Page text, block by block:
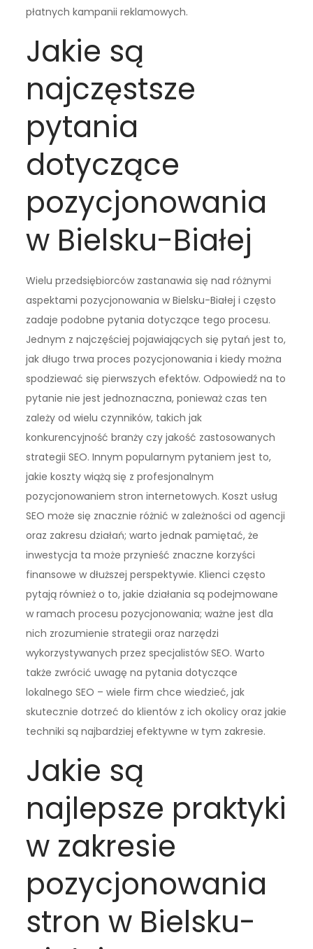
płatnych kampanii reklamowych.
Jakie są
najczęstsze
pytania
dotyczące
pozycjonowania
w Bielsku-Białej
Wielu przedsiębiorców zastanawia się nad różnymi
aspektami pozycjonowania w Bielsku-Białej i często
zadaje podobne pytania dotyczące tego procesu.
Jednym z najczęściej pojawiających się pytań jest to,
jak długo trwa proces pozycjonowania i kiedy można
spodziewać się pierwszych efektów. Odpowiedź na to
pytanie nie jest jednoznaczna, ponieważ czas ten
zależy od wielu czynników, takich jak
konkurencyjność branży czy jakość zastosowanych
strategii SEO. Innym popularnym pytaniem jest to,
jakie koszty wiążą się z profesjonalnym
pozycjonowaniem stron internetowych. Koszt usług
SEO może się znacznie różnić w zależności od agencji
oraz zakresu działań; warto jednak pamiętać, że
inwestycja ta może przynieść znaczne korzyści
finansowe w dłuższej perspektywie. Klienci często
pytają również o to, jakie działania są podejmowane
w ramach procesu pozycjonowania; ważne jest dla
nich zrozumienie strategii oraz narzędzi
wykorzystywanych przez specjalistów SEO. Warto
także zwrócić uwagę na pytania dotyczące
lokalnego SEO – wiele firm chce wiedzieć, jak
skutecznie dotrzeć do klientów z ich okolicy oraz jakie
techniki są najbardziej efektywne w tym zakresie.
Jakie są
najlepsze praktyki
w zakresie
pozycjonowania
stron w Bielsku-